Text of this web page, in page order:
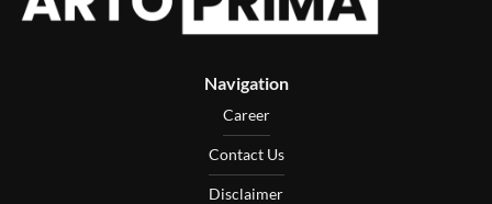
Navigation
Career
Contact Us
Disclaimer